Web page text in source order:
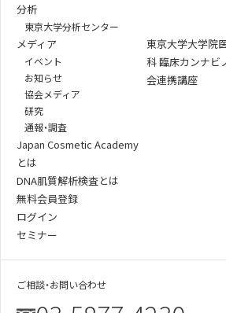
分析
東京大学分析センター
メディア
イベント
お知らせ
協会メディア
研究
通報・調査
Japan Cosmetic Academy
とは
DNA肌質解析検査とは
無料会員登録
ログイン
セミナー
東京大学大学院
科 臨床カンナビ
会連携講座
ご相談・お問い合わせ